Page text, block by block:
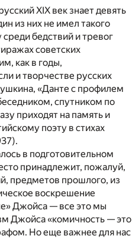
XIX век знает девять
из них не имел такого
бедствий и тревог
советских
как в годы,
и творчестве русских
«Данте с профилем
спутником по
приходят на память и
поэту в стихах
в подготовительном
принадлежит, пожалуй,
предметов прошлого, из
воскрешение
Джойса — все это мы
Джойса «комичность — это
Но еще важнее для нас